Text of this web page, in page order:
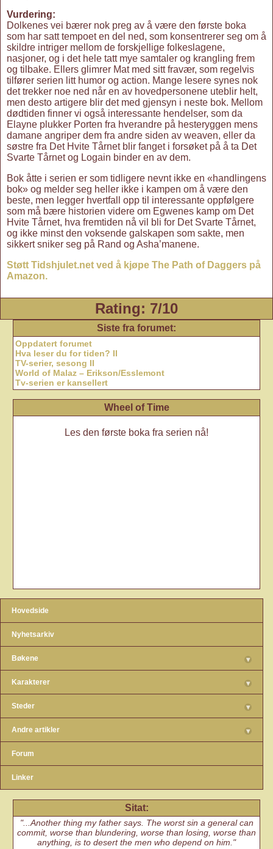
Vurdering:
Dolkenes vei bærer nok preg av å være den første boka
som har satt tempoet en del ned, som konsentrerer seg om å
skildre intriger mellom de forskjellige folkeslagene,
nasjoner, og i det hele tatt mye samtaler og krangling frem
og tilbake. Ellers glimrer Mat med sitt fravær, som regelvis
tilfører serien litt humor og action. Mange lesere synes nok
det trekker noe ned når en av hovedpersonene uteblir helt,
men desto artigere blir det med gjensyn i neste bok. Mellom
dødtiden finner vi også interessante hendelser, som da
Elayne plukker Porten fra hverandre på hesteryggen mens
damane angriper dem fra andre siden av weaven, eller da
søstre fra Det Hvite Tårnet blir fanget i forsøket på å ta Det
Svarte Tårnet og Logain binder en av dem.
Bok åtte i serien er som tidligere nevnt ikke en «handlingens
bok» og melder seg heller ikke i kampen om å være den
beste, men legger hvertfall opp til interessante oppfølgere
som må bære historien videre om Egwenes kamp om Det
Hvite Tårnet, hva fremtiden nå vil bli for Det Svarte Tårnet,
og ikke minst den voksende galskapen som sakte, men
sikkert sniker seg på Rand og Asha’manene.
Støtt Tidshjulet.net ved å kjøpe The Path of Daggers på
Amazon.
Rating: 7/10
Hovedside
Nyhetsarkiv
Bøkene ▾
Karakterer ▾
Steder ▾
Andre artikler ▾
Forum
Linker
Sitat:
...Another thing my father says. The worst sin a general can
commit, worse than blundering, worse than losing, worse than
anything, is to desert the men who depend on him.
Siste fra forumet:
Oppdatert forumet
Hva leser du for tiden? II
TV-serier, sesong II
World of Malaz – Erikson/Esslemont
Tv-serien er kansellert
Wheel of Time
Les den første boka fra serien nå!